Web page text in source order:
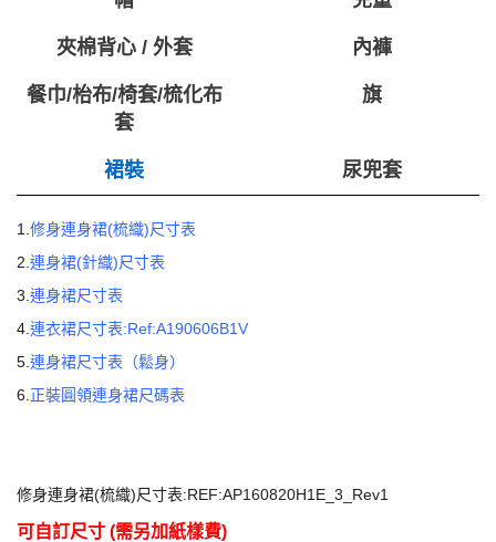
夾棉背心 / 外套 內褲
餐巾/枱布/椅套/梳化布
套
旗
裙裝 尿兜套
1. 修身連身裙(梳織)尺寸表
2. 連身裙(針織)尺寸表
3. 連身裙尺寸表
4. 連衣裙尺寸表:Ref:A190606B1V
5. 連身裙尺寸表（鬆身）
6. 正裝圓領連身裙尺碼表
修身連身裙(梳織)尺寸表:REF:AP160820H1E_3_Rev1
可自訂尺寸 (需另加紙樣費)